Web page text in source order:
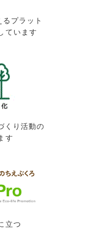
プラット
ています
くり活動の
す
立つ